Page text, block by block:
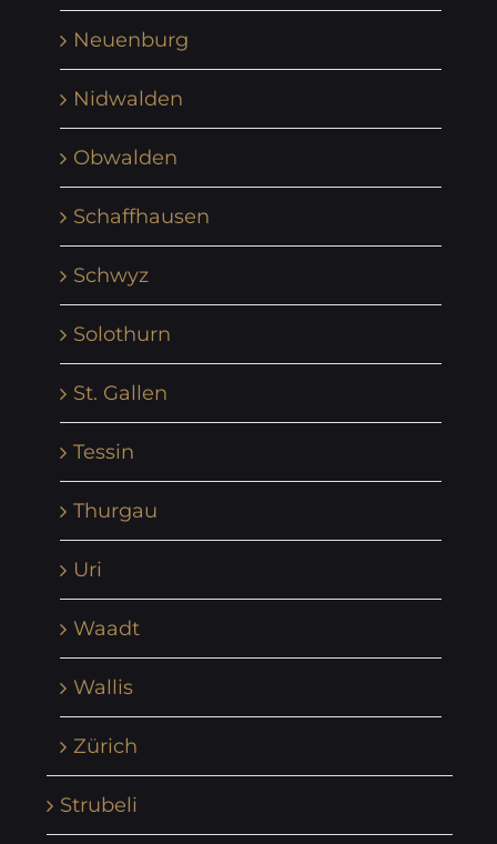
Neuenburg
Nidwalden
Obwalden
Schaffhausen
Schwyz
Solothurn
St. Gallen
Tessin
Thurgau
Uri
Waadt
Wallis
Zürich
Strubeli